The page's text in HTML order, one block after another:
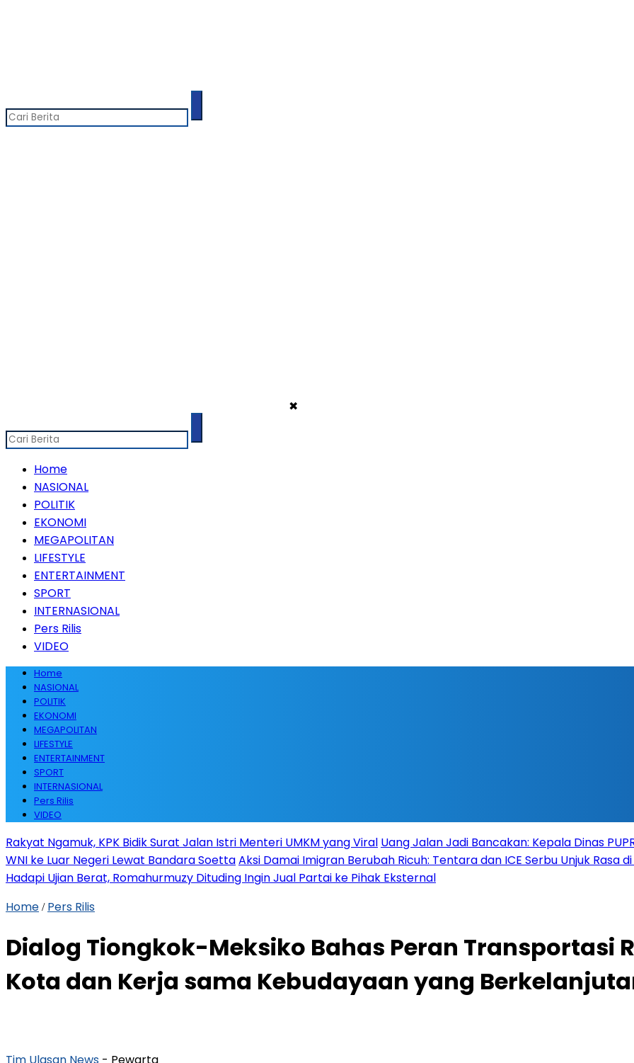
✖
Home
NASIONAL
POLITIK
EKONOMI
MEGAPOLITAN
LIFESTYLE
ENTERTAINMENT
SPORT
INTERNASIONAL
Pers Rilis
VIDEO
Home
NASIONAL
POLITIK
EKONOMI
MEGAPOLITAN
LIFESTYLE
ENTERTAINMENT
SPORT
INTERNASIONAL
Pers Rilis
VIDEO
Rakyat Ngamuk, KPK Bidik Surat Jalan Istri Menteri UMKM yang Viral Uang Jalan Jadi Bancakan: Kepala Dinas
WNI ke Luar Negeri Lewat Bandara SoettaAksi Damai Imigran Berubah Ricuh: Tentara dan ICE Serbu Unjuk Rasa
Hadapi Ujian Berat, Romahurmuzy Dituding Ingin Jual Partai ke Pihak Eksternal
Home / Pers Rilis
Dialog Tiongkok-Meksiko Bahas Peran Transportasi
Kota dan Kerja sama Kebudayaan yang
Tim Ulasan News - Pewarta